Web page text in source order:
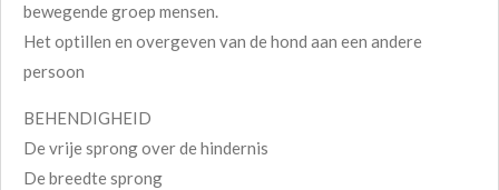
bewegende groep mensen.
Het optillen en overgeven van de hond aan een andere
persoon
BEHENDIGHEID
De vrije sprong over de hindernis
De breedte sprong